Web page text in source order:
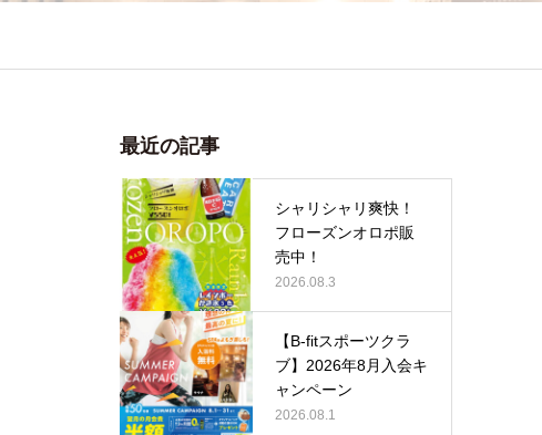
最近の記事
シャリシャリ爽快！
フローズンオロポ販
売中！
2026.08.3
【B-fitスポーツクラ
ブ】2026年8月入会キ
ャンペーン
2026.08.1